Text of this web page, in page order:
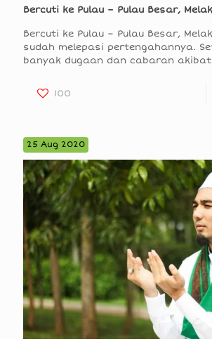
Bercuti ke Pulau – Pulau Besar,
Bercuti ke Pulau – Pulau Besar,
sudah melepasi pertengahannya.
banyak dugaan dan cabaran akibat
100
25 Aug 2020